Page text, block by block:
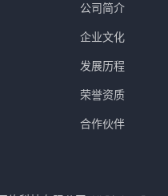
公司简介
企业文化
发展历程
荣誉资质
合作伙伴